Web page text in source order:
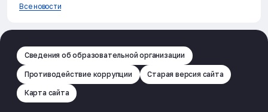
Все новости
Сведения об образовательной организации
Противодействие коррупции Старая версия сайта
Карта сайта